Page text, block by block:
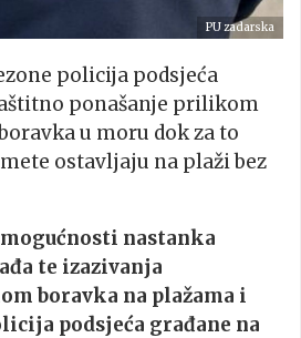
PU zadarska
policija podsjeća
ponašanje prilikom
u moru dok za to
ostavljaju na plaži bez
nastanka
te izazivanja
boravka na plažama i
podsjeća građane na